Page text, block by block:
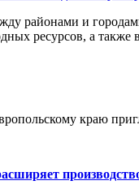
районами и
ресурсов, а также
краю